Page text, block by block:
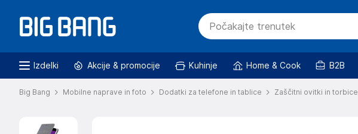
Izdelki Akcije & promocije Kuhinje Home & Cook B2B
Big Bang Mobilne naprave in foto Dodatki za telefone in tablice Zaščitni ovitki in torbice